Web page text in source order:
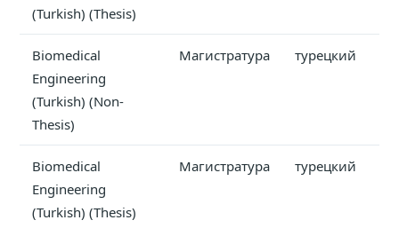
(Turkish) (Thesis)
Biomedical
Engineering
(Turkish) (Non-
Thesis)
Магистратура турецкий
Biomedical
Engineering
(Turkish) (Thesis)
Магистратура турецкий